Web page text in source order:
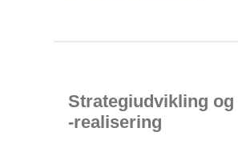
Strategiudvikling og
-realisering